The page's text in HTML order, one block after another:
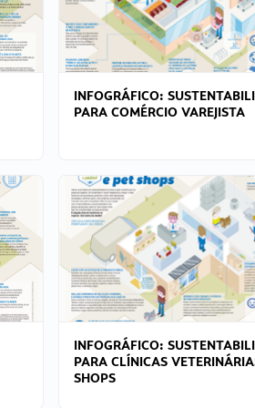
INFOGRÁFICO:
PARA COMÉRCIO VAREJISTA
INFOGRÁFICO:
PARA CLÍNICAS
SHOPS